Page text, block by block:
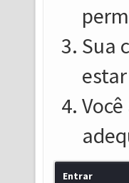
Sua
Entrar